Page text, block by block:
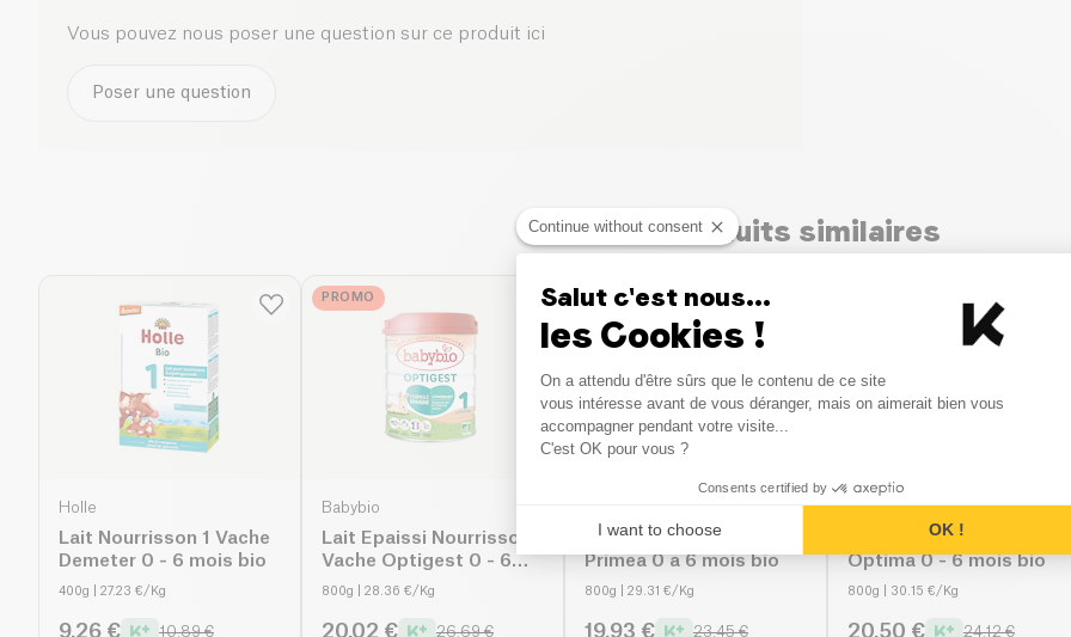
Vous pouvez nous poser une question sur ce produit ici
Poser une question
Produits similaires
Holle
Lait Nourrisson 1 Vache
Demeter 0 - 6 mois bio
400g | 27.23 €/Kg
9.26 € 10.89 €
PROMO
Babybio
Lait Epaissi Nourrisson 1
Vache Optigest 0 - 6
mois bio
800g | 28.36 €/Kg
20.02 € 26.69 €
)
Lait Nourrisson 1 Vache
Priméa 0 à 6 mois bio
800g | 29.31 €/Kg
19.93 € 23.45 €
Babybio
Lait Nourrisson 1
Optima 0 - 6 mois bio
800g | 30.15 €/Kg
20.50 € 24.12 €
Continue without consent
Salut c'est nous...
les Cookies !
Consent Management
On a attendu d'être sûrs que le contenu de ce site
vous intéresse avant de vous déranger, mais on aimerait bien vous
accompagner pendant votre visite...
C'est OK pour vous ?
Consents certified by
I want to choose OK !
Axeptio consent